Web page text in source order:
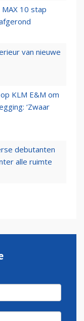
10 stap
van nieuwe
KLM E&M om
‘Zwaar
debutanten
alle ruimte